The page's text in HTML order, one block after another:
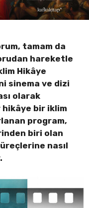
tamam da
hareketle
Hikâye
sinema ve dizi
olarak
hikâye bir iklim
program,
biri olan
nasıl